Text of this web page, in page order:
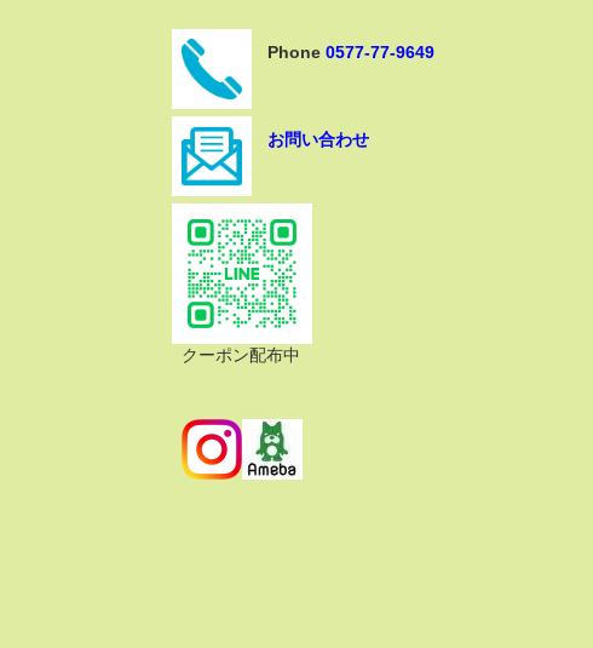
Phone 0577-77-9649
お問い合わせ
クーポン配布中